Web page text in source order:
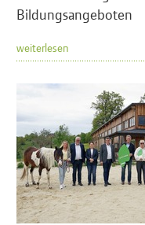
Bildungsangeboten
weiterlesen